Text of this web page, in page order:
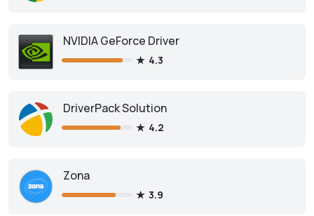
NVIDIA GeForce Driver
4.3
DriverPack Solution
4.2
Zona
3.9